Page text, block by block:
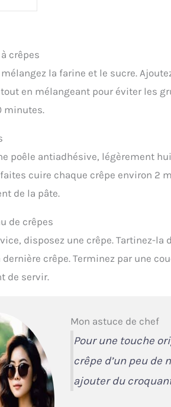
crêpes
la farine et le sucre.
en mélangeant pour éviter les
minutes.
poêle antiadhésive, légèrement
cuire chaque crêpe environ 2
de la pâte.
de crêpes
disposez une crêpe. Tartinez-la
dernière crêpe. Terminez par une
de servir.
Mon astuce de chef
Pour une touche
crêpe d’un peu
ajouter du